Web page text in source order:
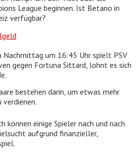
League beginnen. Ist Betano in
verfügbar?
Nachmittag um 16:45 Uhr spielt PSV
gegen Fortuna Sittard, lohnt es sich
bestehen darin, um etwas mehr
verdienen.
können einige Spieler nach und nach
aufgrund finanzieller,